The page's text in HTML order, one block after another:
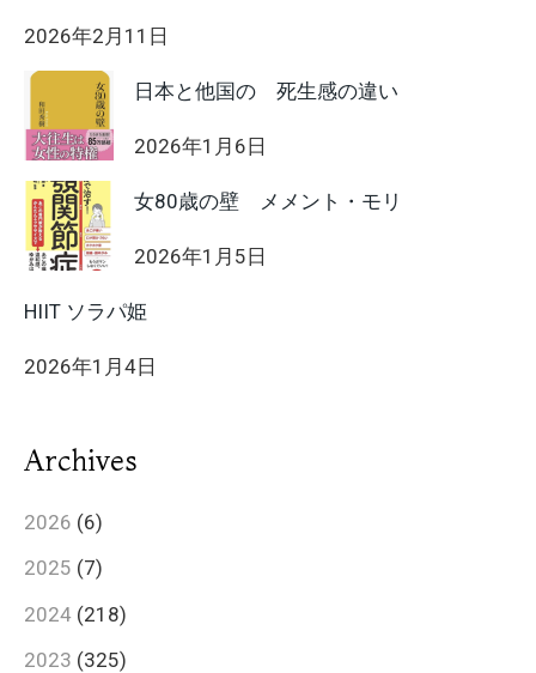
2026年2月11日
日本と他国の 死生感の違い
2026年1月6日
女80歳の壁 メメント・モリ
2026年1月5日
HIIT ソラパ姫
2026年1月4日
Archives
2026 (6)
2025 (7)
2024 (218)
2023 (325)